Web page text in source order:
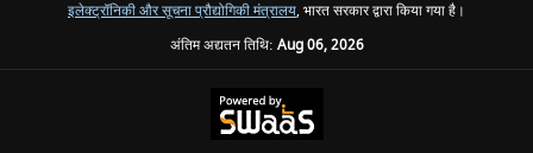
इलेक्ट्रॉनिकी और सूचना प्रौद्योगिकी मंत्रालय, भारत सरकार द्वारा किया गया है।
अंतिम अद्यतन तिथि: Aug 06, 2026